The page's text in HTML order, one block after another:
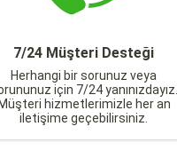
7/24 Müşteri Desteği
Herhangi bir sorunuz veya
için 7/24 yanınızdayız.
Müşteri hizmetlerimizle her an
iletişime geçebilirsiniz.